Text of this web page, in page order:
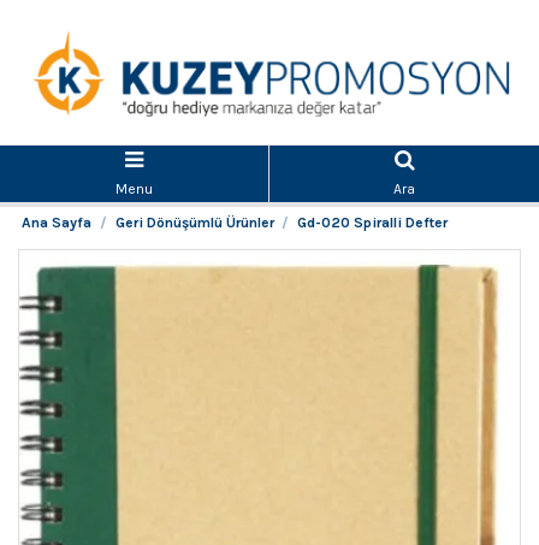
Menu
Ara
Ana Sayfa
Geri Dönüşümlü Ürünler Gd-020 Spiralli Defter